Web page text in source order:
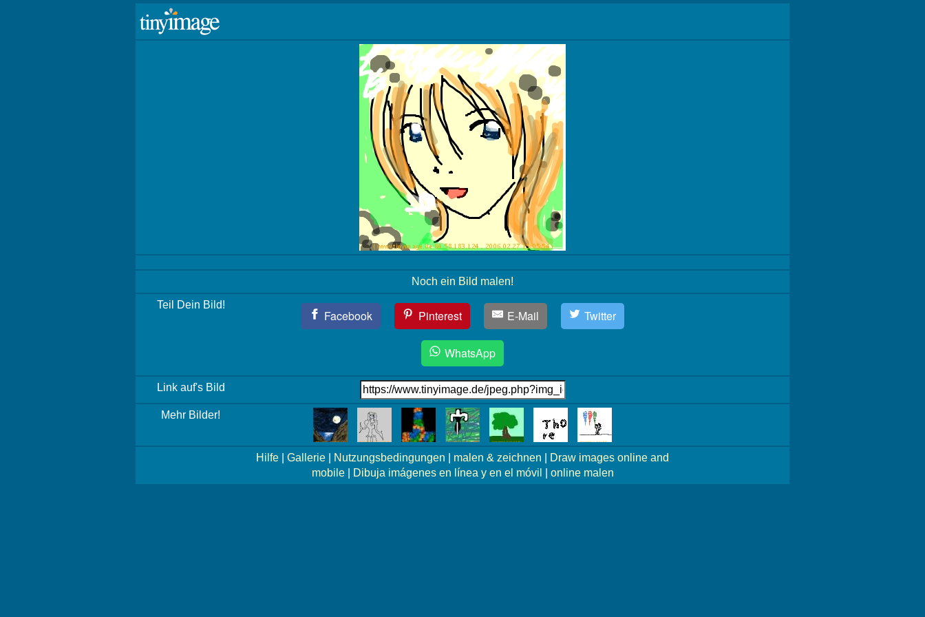
Noch ein Bild malen!
Teil Dein Bild!
Facebook Pinterest E-Mail Twitter
WhatsApp
Link auf's Bild
Mehr Bilder!
Hilfe Gallerie Nutzungsbedingungen malen & zeichnen
Draw images online and
mobile| Dibuja imágenes en línea y en el móvil online malen